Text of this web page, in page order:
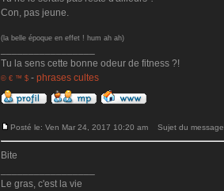
Con, pas jeune.
(la belle époque en effet ! hum ah ah)
Tu la sens cette bonne odeur de fitness ?!
© € ™ $ - phrases cultes
Posté le: Ven Mar 24, 2017 10:20 am Sujet du
Bite
Le gras, c'est la vie